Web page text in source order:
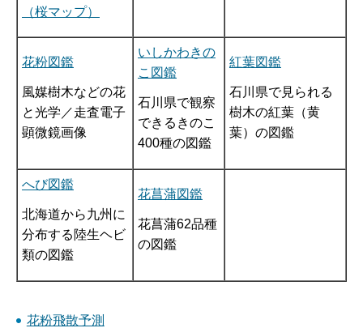
（桜マップ）
花粉図鑑
風媒樹木などの花
と光学／走査電子
顕微鏡画像
いしかわきの
こ図鑑
石川県で観察
できるきのこ
400種の図鑑
紅葉図鑑
石川県で見られる
樹木の紅葉（黄
葉）の図鑑
へび図鑑
北海道から九州に
分布する陸生ヘビ
類の図鑑
花菖蒲図鑑
花菖蒲62品種
の図鑑
花粉飛散予測